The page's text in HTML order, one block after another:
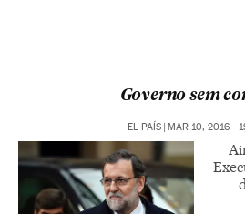
Governo sem
EL PAÍS MAR 10, 2016 -